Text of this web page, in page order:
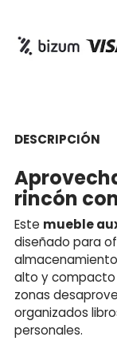
DESCRIPCIÓN
rincón
Este mueble
diseñado para
alto y compacto
zonas
organizados
personales.